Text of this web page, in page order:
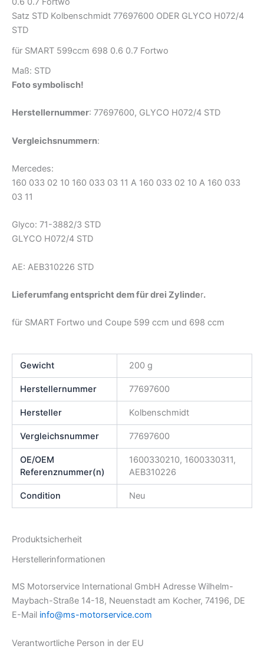
Satz STD Kolbenschmidt 77697600 ODER GLYCO H072/4
STD
für SMART 599ccm 698 0.6 0.7 Fortwo
Maß: STD
Foto symbolisch!
Herstellernummer: 77697600, GLYCO H072/4 STD
Vergleichsnummern:
Mercedes:
160 033 02 10 160 033 03 11 A 160 033 02 10 A 160 033
03 11
Glyco: 71-3882/3 STD
GLYCO H072/4 STD
AE: AEB310226 STD
Lieferumfang entspricht dem für drei Zylinder.
für SMART Fortwo und Coupe 599 ccm und 698 ccm
Gewicht 200 g
Herstellernummer 77697600
Hersteller Kolbenschmidt
Vergleichsnummer 77697600
OE/OEM
Referenznummer(n)
1600330210, 1600330311,
AEB310226
Condition Neu
Produktsicherheit
Herstellerinformationen
MS Motorservice International GmbH Adresse Wilhelm-
Maybach-Straße 14-18, Neuenstadt am Kocher, 74196, DE
E-Mail info@ms-motorservice.com
Verantwortliche Person in der EU